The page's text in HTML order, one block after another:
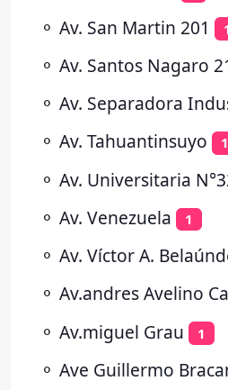
⚬ Av. San Martin 201
⚬ Av. Santos Nagaro
⚬ Av. Separadora
⚬ Av. Tahuantinsuyo 1
⚬ Av. Universitaria
⚬ Av. Venezuela 1
⚬ Av. Víctor A.
⚬ Av.andres Avelino
⚬ Av.miguel Grau 1
⚬ Ave Guillermo